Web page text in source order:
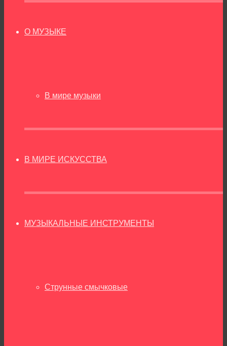
О МУЗЫКЕ
В мире музыки
В МИРЕ ИСКУССТВА
МУЗЫКАЛЬНЫЕ ИНСТРУМЕНТЫ
Струнные смычковые